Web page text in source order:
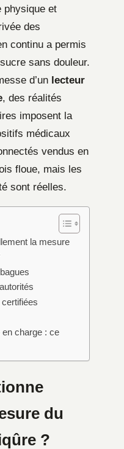
physique et
des
continu a permis
sans douleur.
d’un lecteur
, des réalités
imposent la
médicaux
vendus en
floue, mais les
sont réelles.
la mesure
charge : ce
du
?